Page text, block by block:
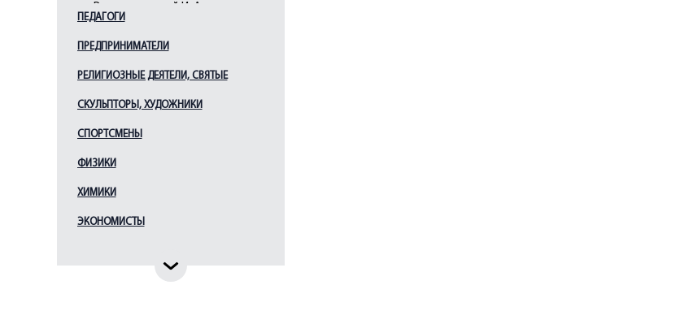
Горчаков А. М.
Грессер П. А.
Грибоедов А. С.
Джонс Дж.
ПЕДАГОГИ
ПРЕДПРИНИМАТЕЛИ
РЕЛИГИОЗНЫЕ ДЕЯТЕЛИ, СВЯТЫЕ
СКУЛЬПТОРЫ, ХУДОЖНИКИ
СПОРТСМЕНЫ
ФИЗИКИ
ХИМИКИ
ЭКОНОМИСТЫ